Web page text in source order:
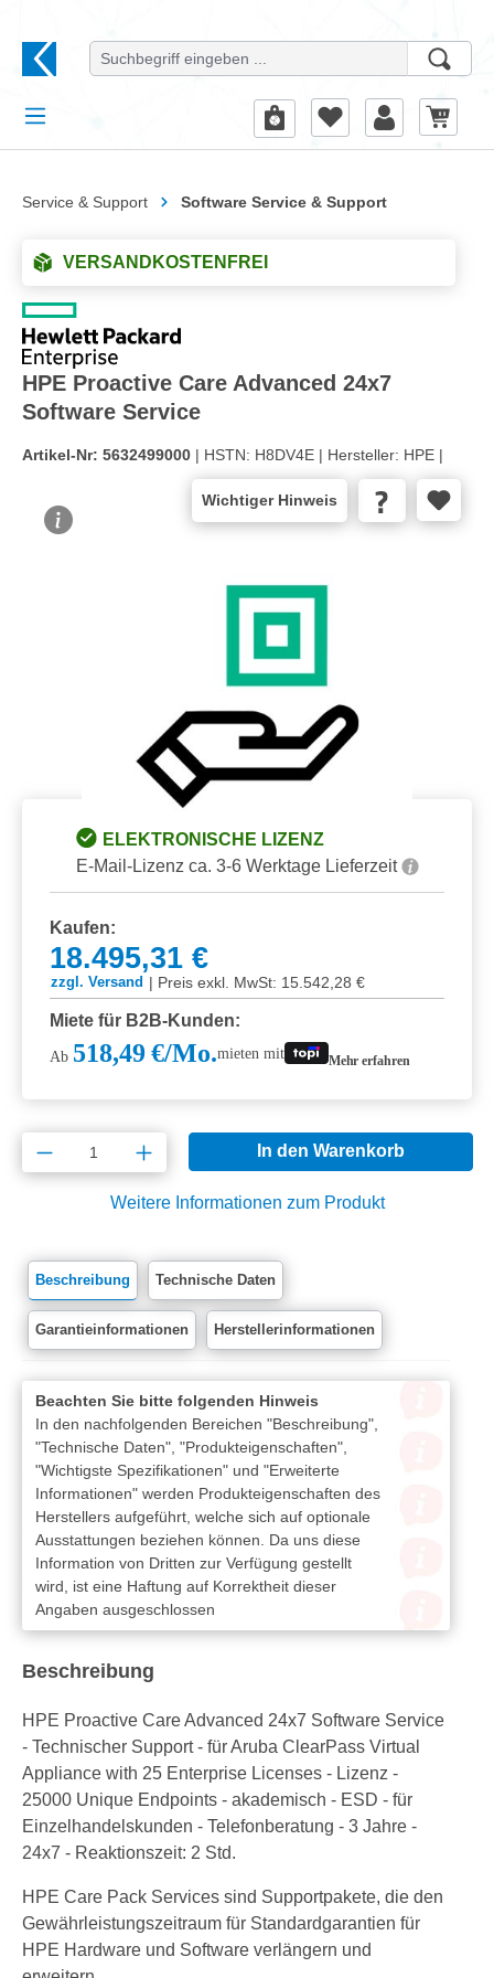
Service & Support Software Service & Support
VERSANDKOSTENFREI
HPE Proactive Care Advanced 24x7
Software Service
Artikel-Nr: 5632499000 | HSTN: H8DV4E | Hersteller: HPE |
Wichtiger Hinweis
ELEKTRONISCHE LIZENZ
E-Mail-Lizenz ca. 3-6 Werktage Lieferzeit
Kaufen:
18.495,31 €
zzgl. Versand | Preis exkl. MwSt: 15.542,28 €
Miete für B2B-Kunden:
Ab 518,49 €/Mo.mieten mit Mehr erfahren
Produkt Anzahl: Gib den gewünschten
In den Warenkorb
Weitere Informationen zum Produkt
Beschreibung Technische Daten
Garantieinformationen Herstellerinformationen
Beachten Sie bitte folgenden Hinweis
In den nachfolgenden Bereichen "Beschreibung",
"Technische Daten", "Produkteigenschaften",
"Wichtigste Spezifikationen" und "Erweiterte
Informationen" werden Produkteigenschaften des
Herstellers aufgeführt, welche sich auf optionale
Ausstattungen beziehen können. Da uns diese
Information von Dritten zur Verfügung gestellt
wird, ist eine Haftung auf Korrektheit dieser
Angaben ausgeschlossen
Beschreibung
HPE Proactive Care Advanced 24x7 Software Service
- Technischer Support - für Aruba ClearPass Virtual
Appliance with 25 Enterprise Licenses - Lizenz -
25000 Unique Endpoints - akademisch - ESD - für
Einzelhandelskunden - Telefonberatung - 3 Jahre -
24x7 - Reaktionszeit: 2 Std.
HPE Care Pack Services sind Supportpakete, die den
Gewährleistungszeitraum für Standardgarantien für
HPE Hardware und Software verlängern und